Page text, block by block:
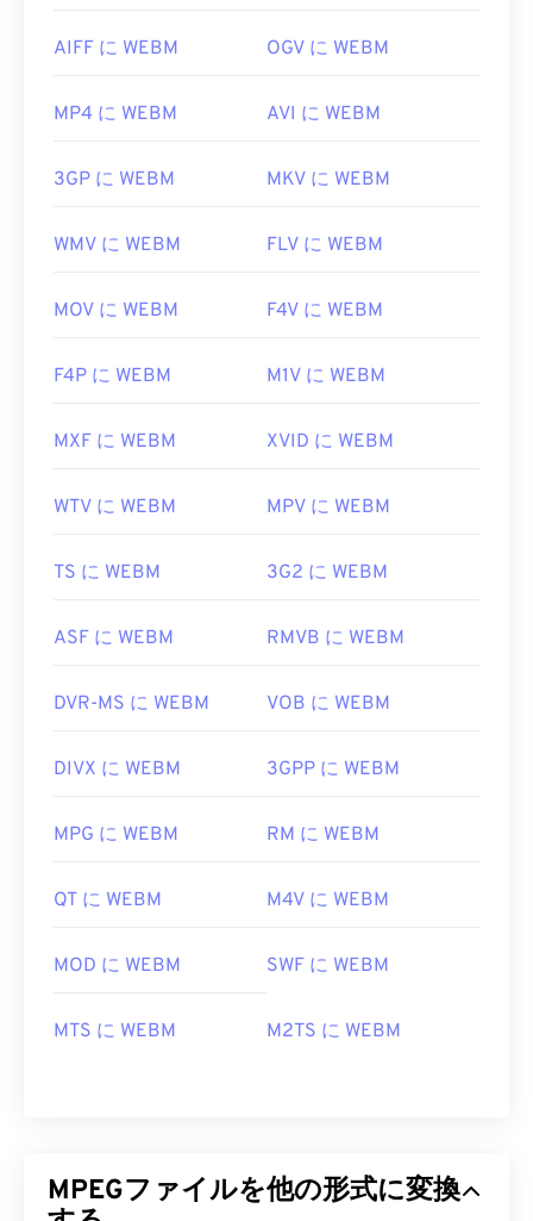
AIFF に WEBM OGV に WEBM
MP4 に WEBM AVI に WEBM
3GP に WEBM MKV に WEBM
WMV に WEBM FLV に WEBM
MOV に WEBM F4V に WEBM
F4P に WEBM M1V に WEBM
MXF に WEBM XVID に WEBM
WTV に WEBM MPV に WEBM
TS に WEBM 3G2 に WEBM
ASF に WEBM RMVB に WEBM
DVR-MS に WEBM VOB に WEBM
DIVX に WEBM 3GPP に WEBM
MPG に WEBM RM に WEBM
QT に WEBM M4V に WEBM
MOD に WEBM SWF に WEBM
MTS に WEBM M2TS に WEBM
MPEGファイルを他の形式に変換